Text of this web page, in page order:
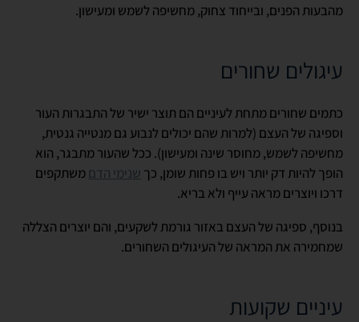
מהבעות הפנים, ובייחוד צחוק, מחשיפה לשמש ומעישון.
עיגולים שחורים
כתמים שחורים מתחת לעיניים הם תוצר ישיר של התבגרות העור
וספיגה של העצם (למרות שהם יכולים לנבוע גם מנטייה גנטית,
מחשיפה לשמש, מחוסר שינה ומעישון). ככל שהעור מתבגר, הוא
הופך להיות דק יותר ויש בו פחות שומן, כך שנימי הדםמשתקפים
דרכו ויוצרים מראה עייף ולא בריא.
בנוסף, ספיגה של העצם באזור גורמת לשקעים, והם יוצרים הצללה
שמחמירה את המראה של העיגולים השחורים.
עיניים שקועות